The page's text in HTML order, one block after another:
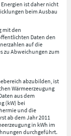
ist daher nicht
beim Ausbau
mit den
Daten den
auf die
zu Abweichungen zum
abzubilden, ist
Wärmeerzeugung
aus dem
(kW) bei
und die
ab dem Jahr 2011
in kWh im
durchgeführt.